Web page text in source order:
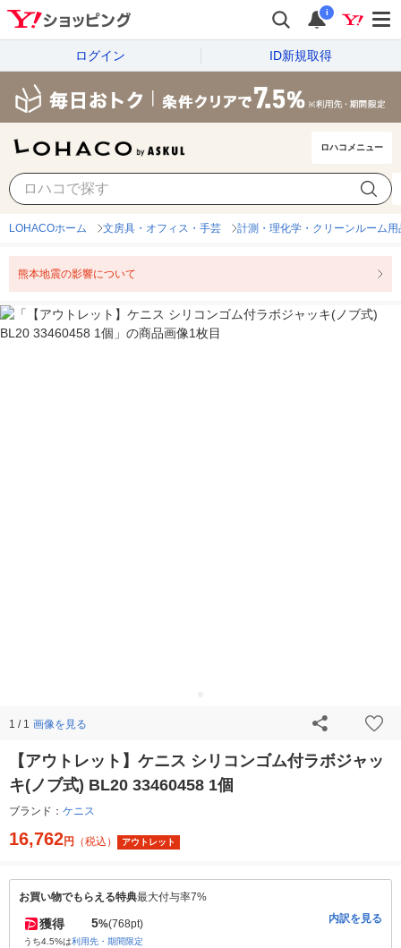
i
ログイン ID新規取得
ロハコメニュー
LOHACOホーム 文房具・オフィス・手芸 計測・理化学・クリーンルーム用
熊本地震の影響について
1 / 1 画像を見る
【アウトレット】ケニス シリコンゴム付ラボジャッ
キ(ノブ式) BL20 33460458 1個
ブランド： ケニス
16,762円 （税込） アウトレット
お買い物でもらえる特典最大付与率7%
獲得 5%(768pt)
うち4.5%は利用先・期間限定
内訳を見る